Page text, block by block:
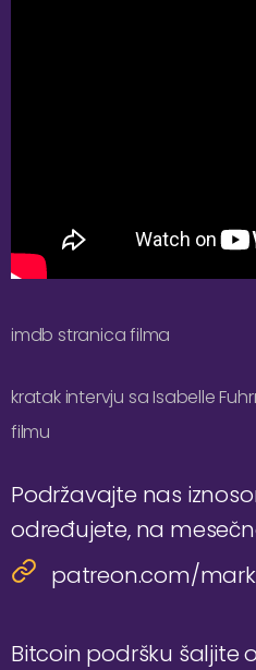
imdb stranica filma
kratak intervju sa Isabelle
filmu
Podržavajte nas
određujete, na
patreon.com/
Bitcoin podršku šaljite